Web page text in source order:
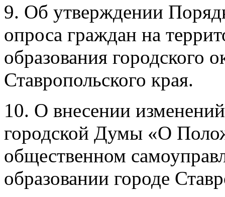
9. Об утверждении
опроса граждан на
образования городского
Ставропольского края.
10. О внесении
городской Думы «О
общественном
образовании городе